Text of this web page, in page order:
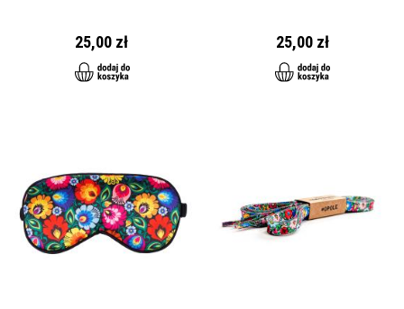
25,00 zł 25,00 zł